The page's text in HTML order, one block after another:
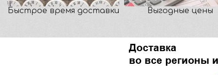
Быстрое время доставки Выгодные цены